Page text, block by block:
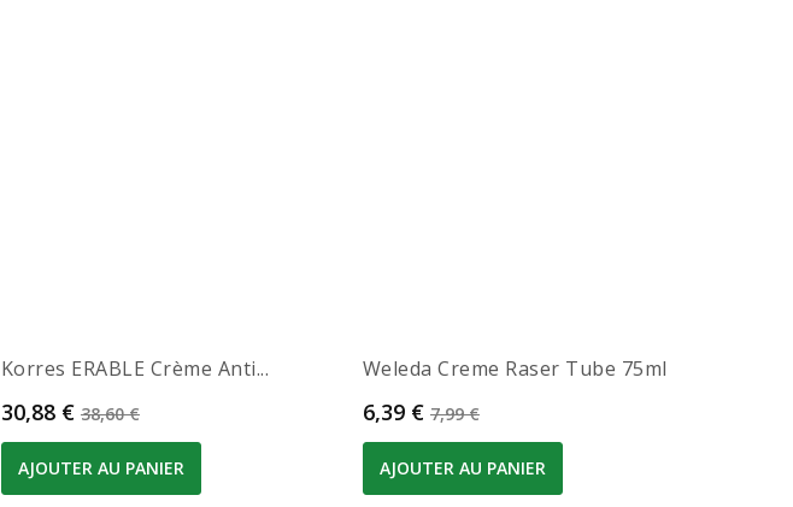
Korres ERABLE Crème Anti...
Prix
30,88 € Prix de base
38,60 €
AJOUTER AU PANIER
Weleda Creme Raser Tube 75ml
Prix
6,39 € Prix de base
7,99 €
AJOUTER AU PANIER